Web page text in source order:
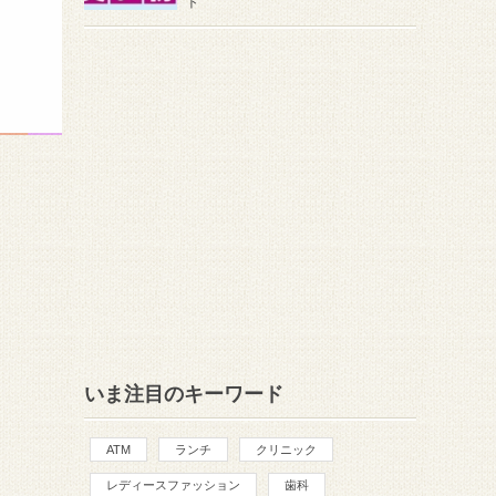
いま注目のキーワード
ATM ランチ クリニック
レディースファッション 歯科